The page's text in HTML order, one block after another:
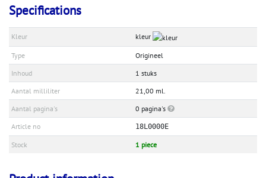
Specifications
Kleur kleur
Type
Origineel
Inhoud
1 stuks
Aantal milliliter
21,00 ml.
Aantal pagina's
0 pagina's
Article no
18L0000E
Stock 1 piece